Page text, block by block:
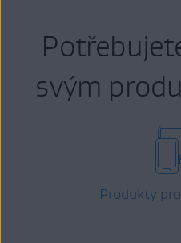
svým
Produkty